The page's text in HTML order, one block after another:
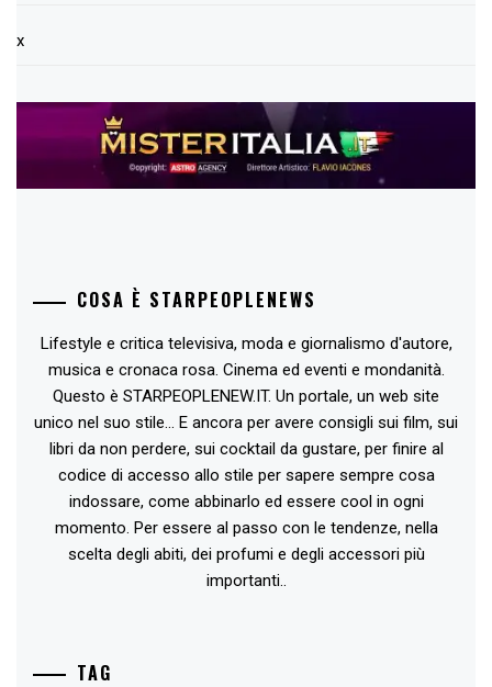
x
COSA È STARPEOPLENEWS
Lifestyle e critica televisiva, moda e giornalismo d'autore,
musica e cronaca rosa. Cinema ed eventi e mondanità.
Questo è STARPEOPLENEW.IT. Un portale, un web site
unico nel suo stile... E ancora per avere consigli sui film, sui
libri da non perdere, sui cocktail da gustare, per finire al
codice di accesso allo stile per sapere sempre cosa
indossare, come abbinarlo ed essere cool in ogni
momento. Per essere al passo con le tendenze, nella
scelta degli abiti, dei profumi e degli accessori più
importanti..
TAG